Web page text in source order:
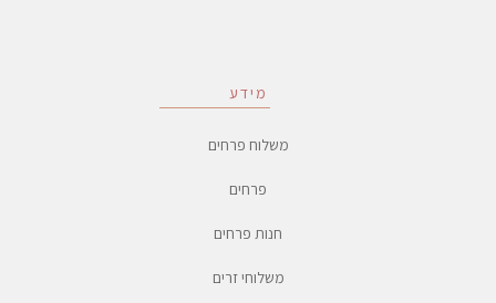
מידע
משלוח פרחים
פרחים
חנות פרחים
משלוחי זרים